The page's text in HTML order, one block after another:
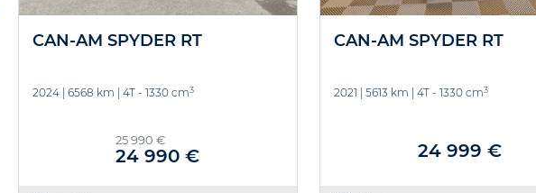
CAN-AM SPYDER RT
2024| 6568 km 4T - 1330 cm3
25 990 €
24 990 €
CAN-AM SPYDER RT
2021 5613 km 4T - 1330 cm3
24 999 €
Nous trouver !